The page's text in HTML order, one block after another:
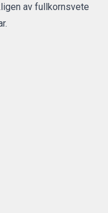
av fullkornsvete